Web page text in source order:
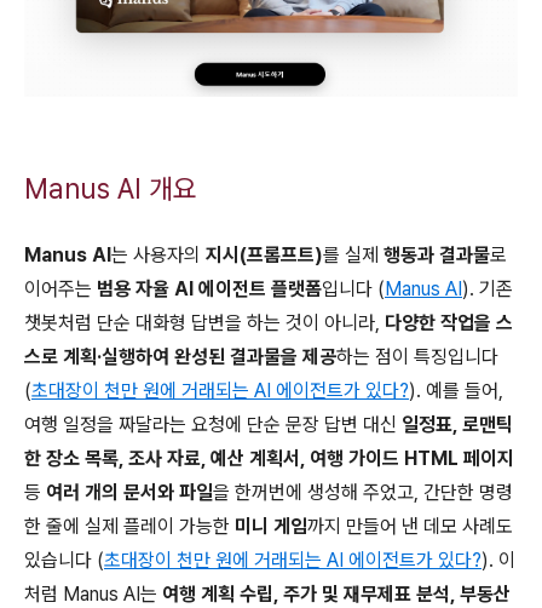
Manus AI 개요
Manus AI는 사용자의 지시(프롬프트)를 실제 행동과 결과물로
이어주는 범용 자율 AI 에이전트 플랫폼입니다 (Manus AI). 기존
챗봇처럼 단순 대화형 답변을 하는 것이 아니라, 다양한 작업을 스
스로 계획·실행하여 완성된 결과물을 제공하는 점이 특징입니다
(초대장이 천만 원에 거래되는 AI 에이전트가 있다?). 예를 들어,
여행 일정을 짜달라는 요청에 단순 문장 답변 대신 일정표, 로맨틱
한 장소 목록, 조사 자료, 예산 계획서, 여행 가이드 HTML 페이지
등 여러 개의 문서와 파일을 한꺼번에 생성해 주었고, 간단한 명령
한 줄에 실제 플레이 가능한 미니 게임까지 만들어 낸 데모 사례도
있습니다 (초대장이 천만 원에 거래되는 AI 에이전트가 있다?). 이
처럼 Manus AI는 여행 계획 수립, 주가 및 재무제표 분석, 부동산